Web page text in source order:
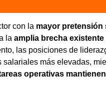
con la mayor pretensión
la amplia brecha
las posiciones de
más elevadas,
operativas